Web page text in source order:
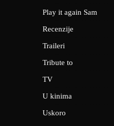
Play it again Sam
Recenzije
Traileri
Tribute to
TV
U kinima
Uskoro